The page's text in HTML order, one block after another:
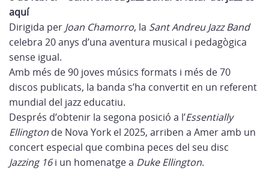
aquí
Dirigida per Joan Chamorro, la Sant Andreu Jazz Band
celebra 20 anys d’una aventura musical i pedagògica
sense igual.
Amb més de 90 joves músics formats i més de 70
discos publicats, la banda s’ha convertit en un referent
mundial del jazz educatiu.
Després d’obtenir la segona posició a l’Essentially
Ellington de Nova York el 2025, arriben a Amer amb un
concert especial que combina peces del seu disc
Jazzing 16i un homenatge a Duke Ellington.